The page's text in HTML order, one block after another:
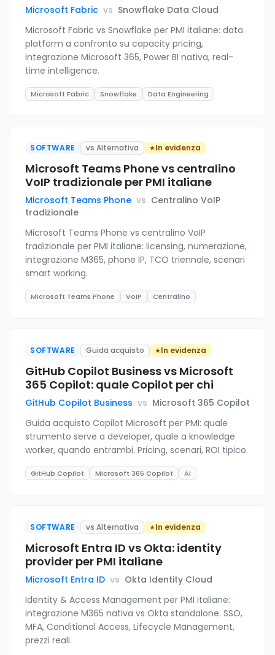
Microsoft Fabric vs Snowflake Data Cloud
Microsoft Fabric vs Snowflake per PMI italiane: data
platform a confronto su capacity pricing,
integrazione Microsoft 365, Power BI nativa, real-
time intelligence.
Microsoft Fabric Snowflake Data Engineering
SOFTWARE vs Alternativa In evidenza
Microsoft Teams Phone vs centralino
VoIP tradizionale per PMI italiane
Microsoft Teams Phone vs Centralino VoIP
tradizionale
Microsoft Teams Phone vs centralino VoIP
tradizionale per PMI italiane: licensing, numerazione,
integrazione M365, phone IP, TCO triennale, scenari
smart working.
Microsoft Teams Phone VoIP Centralino
SOFTWARE Guida acquisto In evidenza
GitHub Copilot Business vs Microsoft
365 Copilot: quale Copilot per chi
GitHub Copilot Business vs Microsoft 365 Copilot
Guida acquisto Copilot Microsoft per PMI: quale
strumento serve a developer, quale a knowledge
worker, quando entrambi. Pricing, scenari, ROI tipico.
GitHub Copilot Microsoft 365 Copilot AI
SOFTWARE vs Alternativa In evidenza
Microsoft Entra ID vs Okta: identity
provider per PMI italiane
Microsoft Entra ID vs Okta Identity Cloud
Identity & Access Management per PMI italiane:
integrazione M365 nativa vs Okta standalone. SSO,
MFA, Conditional Access, Lifecycle Management,
prezzi reali.